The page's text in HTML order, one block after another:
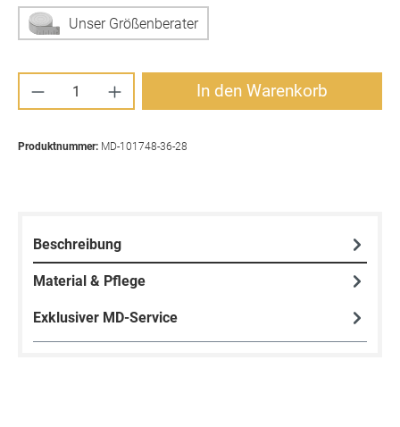
Unser Größenberater
Produkt Anzahl: Gib den gewünschten
In den Warenkorb
Produktnummer: MD-101748-36-28
Beschreibung
Material & Pflege
Exklusiver MD-Service